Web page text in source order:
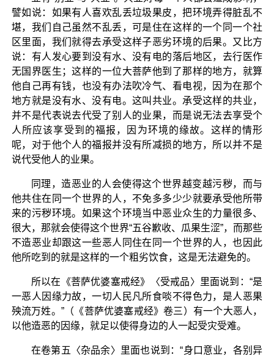
譬如说：如果有人喜欢乱丢垃圾果皮，把环境弄得脏乱不
堪，我们自己虽然不乱丢，可是住在这样的一个同一个社
区里面，我们就得去承受这样子恶劣环境的后果。又比方
说：有人发心要到没有水、没有电的落后地区，去行医作
无国界医生；这样的一位大菩萨他到了那样的地方，就算
他自己再有钱，也没有办法吹冷气、看电视，因为在那个
地方就是没有水、没有电。这叫共业。承受这样的共业，
并不是代表说去代受了别人的业果，而是说无法去享受个
人所应该享受到的福报，因为环境的缘故。这样的情形
呢，对于他个人的福报并没有所减损的地方，所以并不是
说代受他人的业果。
同理，造恶业的人会使得这个世界越变越污秽，而与
他共住在同一个世界的人，不免多多少少就要承受他所带
来的污秽环境。如果这个环境当中恶业众生的力量很多、
很大，那就会使得这个世界“五谷歉收、瓜果生涩”，而那些
不造恶业却跟这一些恶人同住在同一个世界的人，也因此
他所吃到的就是这样的一个粗劣饮食，这是无法避免的。
所以在《菩萨优婆塞戒经》〈受戒品〉里面说到：“是
一恶人因缘力故，一切人民凡所食啖不得色力，是人恶果
殃流万姓。”（《菩萨优婆塞戒经》卷三）有一个大恶人，
以他造恶的因缘，就足以使得身边的人一起受灾受难。
在卷第五〈杂品余〉里面也说到：“身口意业，各别异